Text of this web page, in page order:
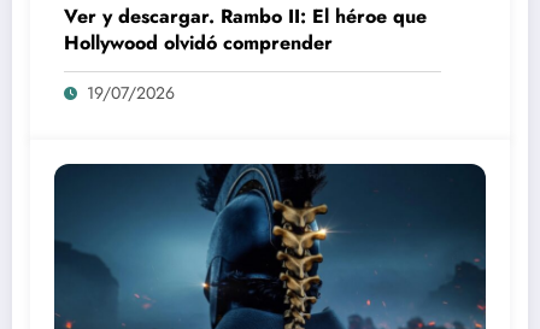
Ver y descargar. Rambo II: El héroe que
Hollywood olvidó comprender
19/07/2026